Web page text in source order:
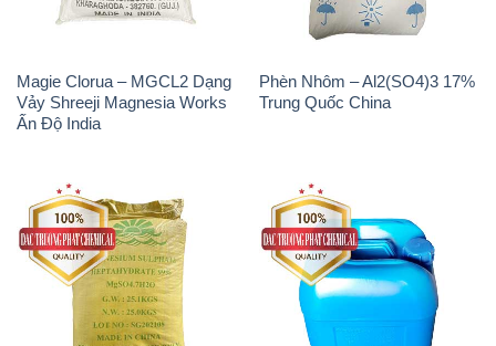
MGSO4.7H2O – Magnesium
Sulphate Heptahydrate 99%
Trung Quốc China
Axit Phosphoric – Acid
Phosphoric H3PO4 85% Đức
Giang Việt Nam